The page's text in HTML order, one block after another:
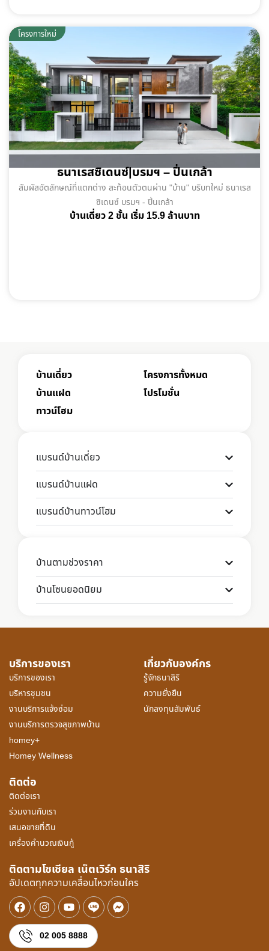
พร้อมอยู่
โครงการใหม่
ธนาเรสซิเดนซ์|บรมฯ – ปิ่นเกล้า
สัมผัสอัตลักษณ์ที่แตกต่าง สะท้อนตัวตนผ่าน "บ้าน" บริบทใหม่ ธนาเรส
ซิเดนซ์ บรมฯ - ปิ่นเกล้า
บ้านเดี่ยว 2 ชั้น เริ่ม 15.9 ล้านบาท
บ้านเดี่ยว
บ้านแฝด
ทาวน์โฮม
โครงการทั้งหมด
โปรโมชั่น
แบรนด์บ้านเดี่ยว
แบรนด์บ้านแฝด
แบรนด์บ้านทาวน์โฮม
บ้านตามช่วงราคา
บ้านโซนยอดนิยม
บริการของเรา
บริการของเรา
บริหารชุมชน
งานบริการแจ้งซ่อม
งานบริการตรวจสุขภาพบ้าน
homey+
Homey Wellness
เกี่ยวกับองค์กร
รู้จักธนาสิริ
ความยั่งยืน
นักลงทุนสัมพันธ์
ติดต่อ
ติดต่อเรา
ร่วมงานกับเรา
เสนอขายที่ดิน
เครื่องคำนวณเงินกู้
ติดตามโซเชียล เน็ตเวิร์ก ธนาสิริ
อัปเดตทุกความเคลื่อนไหวก่อนใคร
02 005 8888